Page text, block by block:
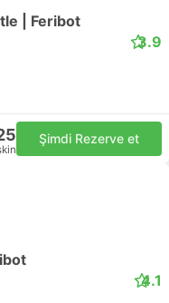
| Feribot
3.9
Şimdi Rezerve et
4.1